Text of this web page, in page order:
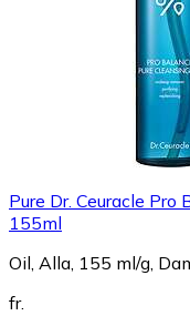
Pure Dr. Ceuracle
155ml
Oil, Alla, 155 ml/g,
fr.